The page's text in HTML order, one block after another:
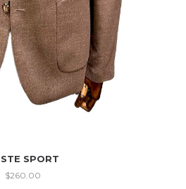
SPORT
$260.00